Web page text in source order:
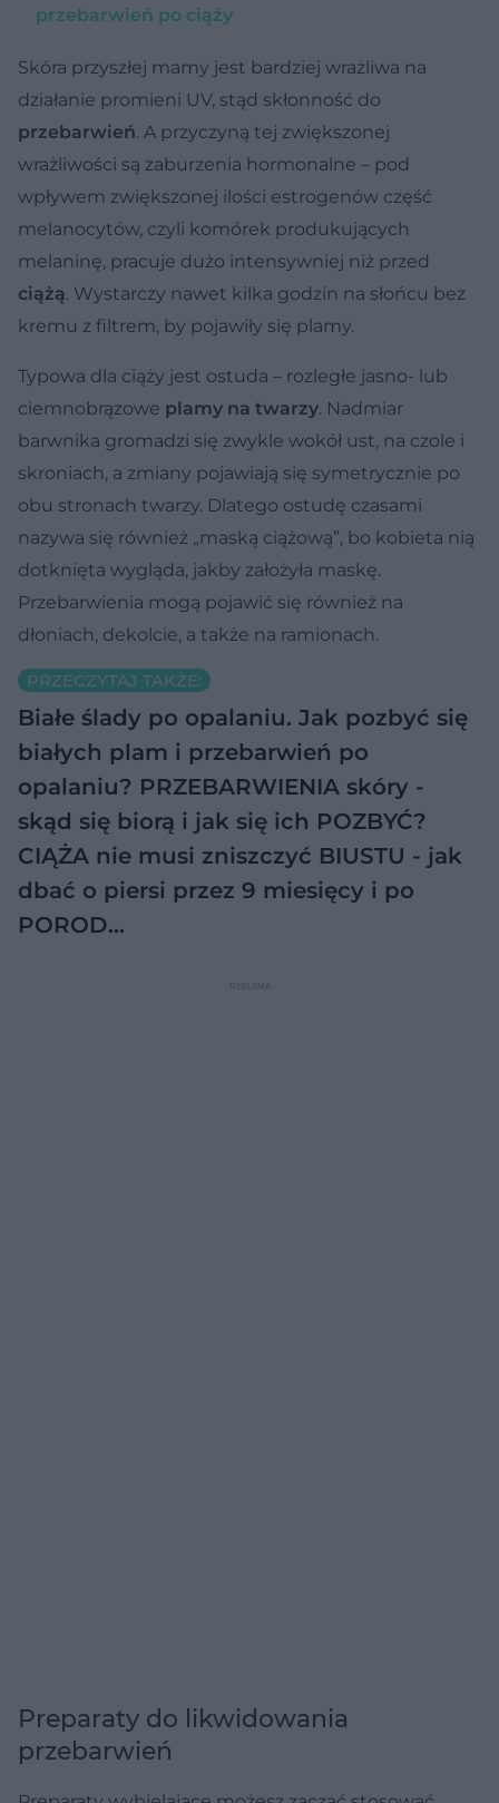
przebarwień po ciąży
Skóra przyszłej mamy jest bardziej wrażliwa na
działanie promieni UV, stąd skłonność do
przebarwień. A przyczyną tej zwiększonej
wrażliwości są zaburzenia hormonalne – pod
wpływem zwiększonej ilości estrogenów część
melanocytów, czyli komórek produkujących
melaninę, pracuje dużo intensywniej niż przed
ciążą. Wystarczy nawet kilka godzin na słońcu bez
kremu z filtrem, by pojawiły się plamy.
Typowa dla ciąży jest ostuda – rozległe jasno- lub
ciemnobrązowe plamy na twarzy. Nadmiar
barwnika gromadzi się zwykle wokół ust, na czole i
skroniach, a zmiany pojawiają się symetrycznie po
obu stronach twarzy. Dlatego ostudę czasami
nazywa się również „maską ciążową”, bo kobieta nią
dotknięta wygląda, jakby założyła maskę.
Przebarwienia mogą pojawić się również na
dłoniach, dekolcie, a także na ramionach.
PRZECZYTAJ TAKŻE:
Białe ślady po opalaniu. Jak pozbyć się
białych plam i przebarwień po
opalaniu? PRZEBARWIENIA skóry -
skąd się biorą i jak się ich POZBYĆ?
CIĄŻA nie musi zniszczyć BIUSTU - jak
dbać o piersi przez 9 miesięcy i po
POROD…
Preparaty do likwidowania
przebarwień